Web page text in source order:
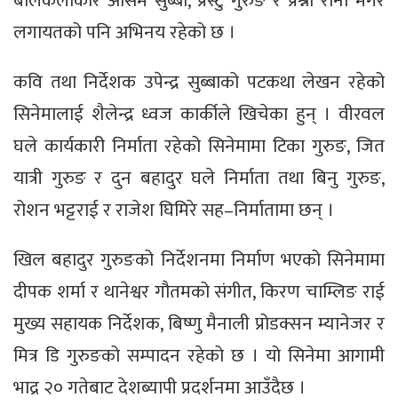
लगायतको पनि अभिनय रहेको छ ।
कवि तथा निर्देशक उपेन्द्र सुब्बाको पटकथा लेखन रहेको
सिनेमालाई शैलेन्द्र ध्वज कार्कीले खिचेका हुन् । वीरवल
घले कार्यकारी निर्माता रहेको सिनेमामा टिका गुरुङ, जित
यात्री गुरुङ र दुन बहादुर घले निर्माता तथा बिनु गुरुङ,
रोशन भट्टराई र राजेश घिमिरे सह–निर्मातामा छन् ।
खिल बहादुर गुरुङको निर्देशनमा निर्माण भएको सिनेमामा
दीपक शर्मा र थानेश्वर गौतमको संगीत, किरण चाम्लिङ राई
मुख्य सहायक निर्देशक, बिष्णु मैनाली प्रोडक्सन म्यानेजर र
मित्र डि गुरुङको सम्पादन रहेको छ । यो सिनेमा आगामी
भाद्र २० गतेबाट देशब्यापी प्रदर्शनमा आउँदैछ ।